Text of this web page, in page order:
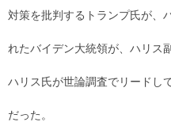
対策を批判するトランプ氏が、
れたバイデン大統領が、ハリス
ハリス氏が世論調査でリードし
だった。